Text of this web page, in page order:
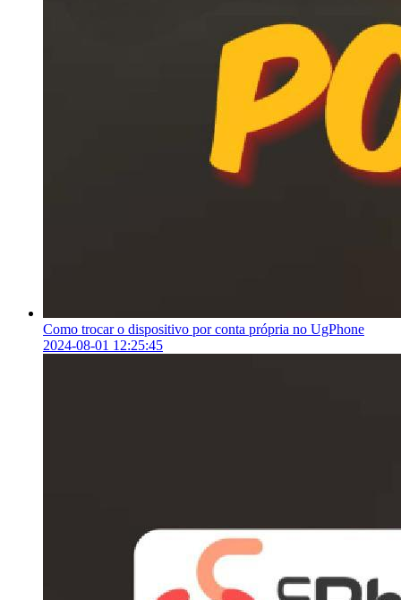
Como trocar o dispositivo por conta própria no UgPhone
2024-08-01 12:25:45